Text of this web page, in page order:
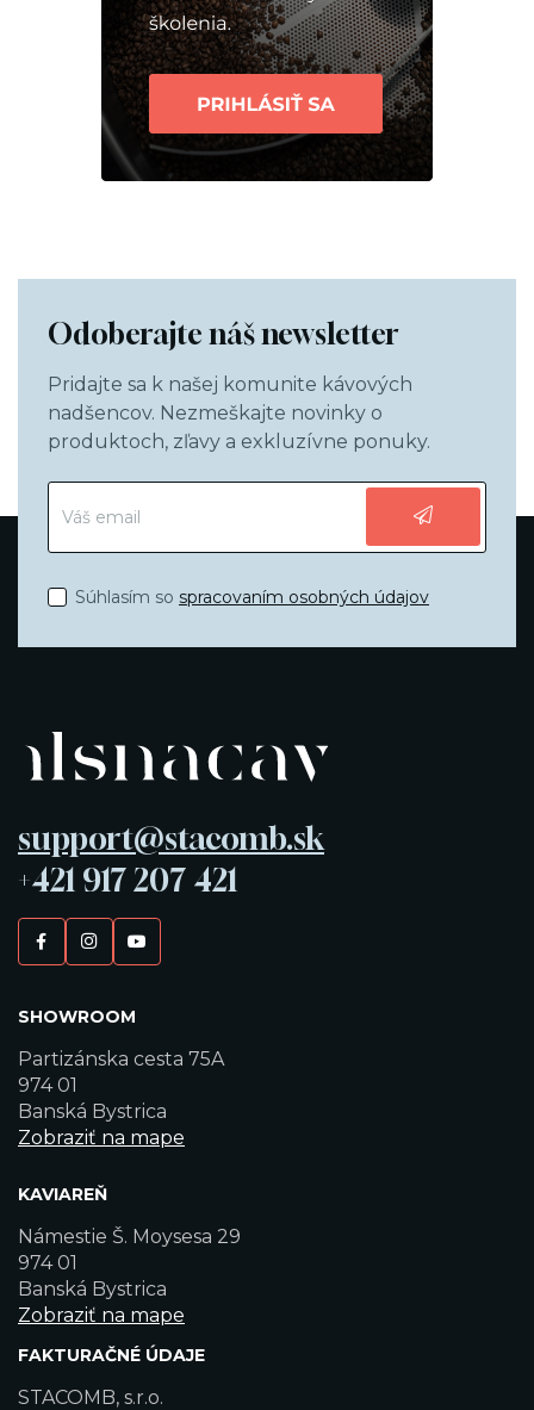
Odoberajte náš newsletter
Pridajte sa k našej komunite kávových
nadšencov. Nezmeškajte novinky o
produktoch, zľavy a exkluzívne ponuky.
Súhlasím so spracovaním osobných údajov
support@stacomb.sk
+421 917 207 421
SHOWROOM
Partizánska cesta 75A
974 01
Banská Bystrica
Zobraziť na mape
KAVIAREŇ
Námestie Š. Moysesa 29
974 01
Banská Bystrica
Zobraziť na mape
FAKTURAČNÉ ÚDAJE
STACOMB, s.r.o.